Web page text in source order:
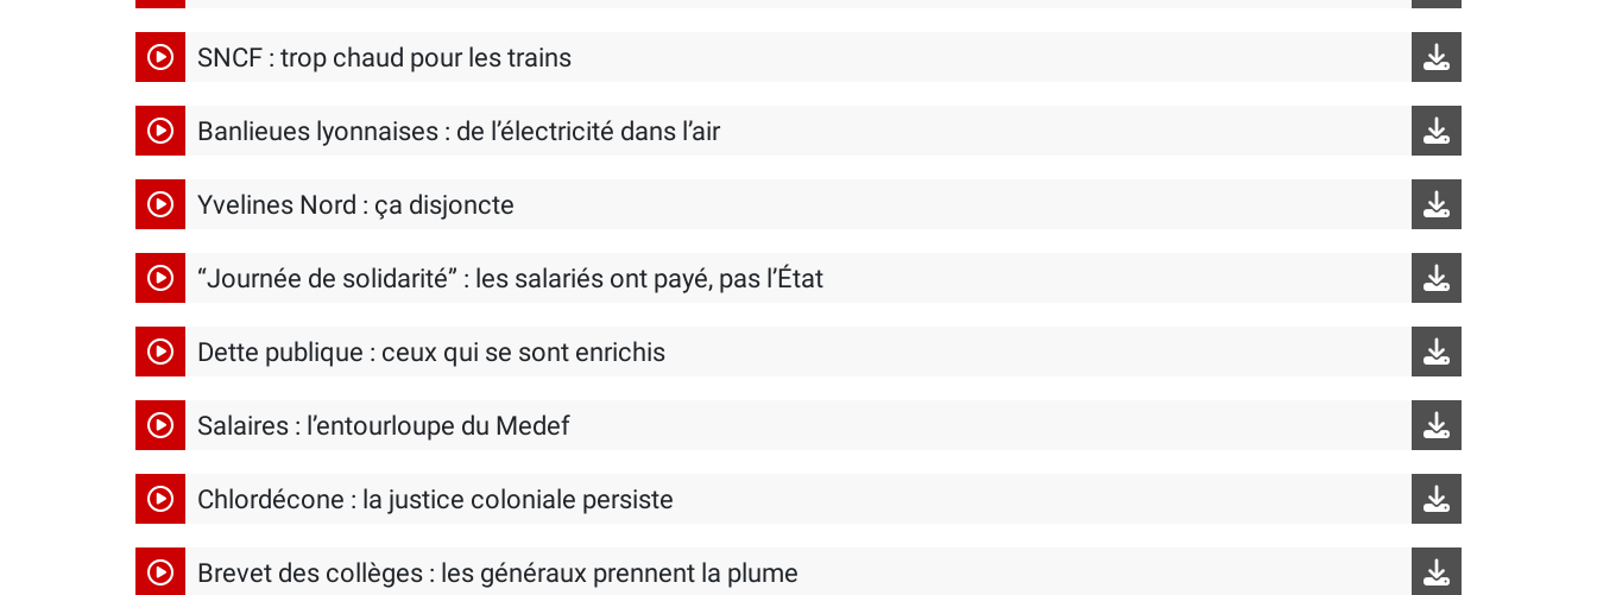
SNCF : trop chaud pour les trains
Banlieues lyonnaises : de l’électricité dans l’air
Yvelines Nord : ça disjoncte
“Journée de solidarité” : les salariés ont payé, pas l’État
Dette publique : ceux qui se sont enrichis
Salaires : l’entourloupe du Medef
Chlordécone : la justice coloniale persiste
Brevet des collèges : les généraux prennent la plume